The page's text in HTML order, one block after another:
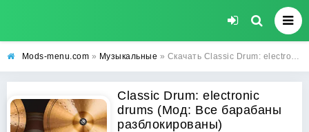
Mods-menu.com » Музыкальные » Скачать Classic Drum: electronic drums Взлом (Все барабаны разблокированы) на андроид бесплатно
Classic Drum: electronic
drums (Мод: Все барабаны
разблокированы)